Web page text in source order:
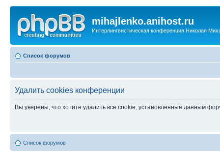
mihajlenko.anihost.ru
Интерлингвистическая конференция Николая
Список форумов
Удалить cookies конференции
Вы уверены, что хотите удалить все cookie, установленные данным
Список форумов